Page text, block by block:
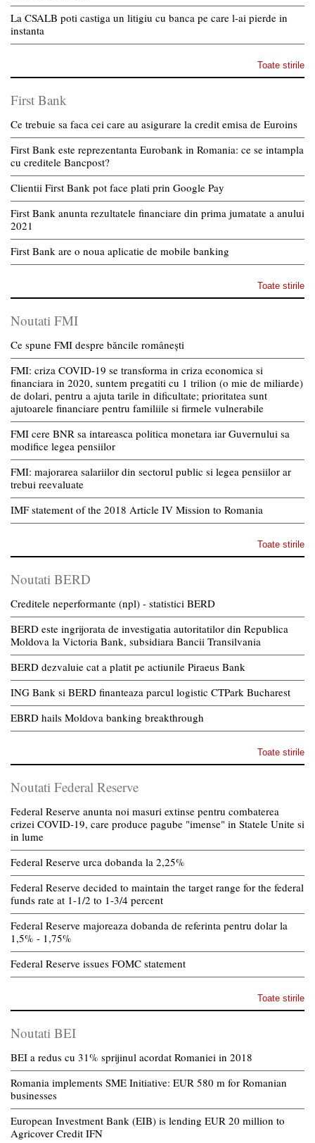
La CSALB poti castiga un litigiu cu banca pe care l-ai pierde in
instanta
Toate stirile
First Bank
Ce trebuie sa faca cei care au asigurare la credit emisa de Euroins
First Bank este reprezentanta Eurobank in Romania: ce se intampla
cu creditele Bancpost?
Clientii First Bank pot face plati prin Google Pay
First Bank anunta rezultatele financiare din prima jumatate a anului
2021
First Bank are o noua aplicatie de mobile banking
Toate stirile
Noutati FMI
Ce spune FMI despre băncile românești
FMI: criza COVID-19 se transforma in criza economica si
financiara in 2020, suntem pregatiti cu 1 trilion (o mie de miliarde)
de dolari, pentru a ajuta tarile in dificultate; prioritatea sunt
ajutoarele financiare pentru familiile si firmele vulnerabile
FMI cere BNR sa intareasca politica monetara iar Guvernului sa
modifice legea pensiilor
FMI: majorarea salariilor din sectorul public si legea pensiilor ar
trebui reevaluate
IMF statement of the 2018 Article IV Mission to Romania
Toate stirile
Noutati BERD
Creditele neperformante (npl) - statistici BERD
BERD este ingrijorata de investigatia autoritatilor din Republica
Moldova la Victoria Bank, subsidiara Bancii Transilvania
BERD dezvaluie cat a platit pe actiunile Piraeus Bank
ING Bank si BERD finanteaza parcul logistic CTPark Bucharest
EBRD hails Moldova banking breakthrough
Toate stirile
Noutati Federal Reserve
Federal Reserve anunta noi masuri extinse pentru combaterea
crizei COVID-19, care produce pagube "imense" in Statele Unite si
in lume
Federal Reserve urca dobanda la 2,25%
Federal Reserve decided to maintain the target range for the federal
funds rate at 1-1/2 to 1-3/4 percent
Federal Reserve majoreaza dobanda de referinta pentru dolar la
1,5% - 1,75%
Federal Reserve issues FOMC statement
Toate stirile
Noutati BEI
BEI a redus cu 31% sprijinul acordat Romaniei in 2018
Romania implements SME Initiative: EUR 580 m for Romanian
businesses
European Investment Bank (EIB) is lending EUR 20 million to
Agricover Credit IFN